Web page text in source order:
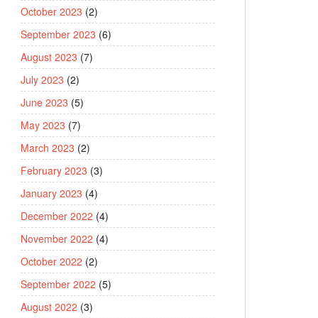
October 2023 (2)
September 2023 (6)
August 2023 (7)
July 2023 (2)
June 2023 (5)
May 2023 (7)
March 2023 (2)
February 2023 (3)
January 2023 (4)
December 2022 (4)
November 2022 (4)
October 2022 (2)
September 2022 (5)
August 2022 (3)